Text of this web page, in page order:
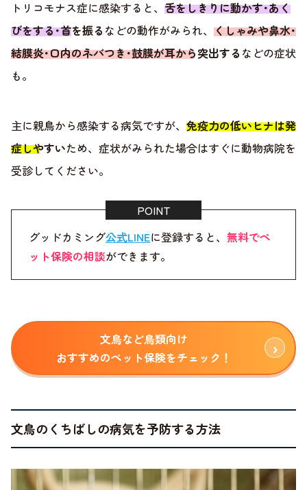
トリコモナス症に感染すると、 舌をしきりに動かす･あく
びをする･首を振る などの動作がみられ、 くしゃみや鼻水･
結膜炎･口内のネバつき･鼓膜が耳から突出する などの症状
も。
主に親鳥から感染する病気ですが、 免疫力の低いヒナは発
症しやすいため、症状がみられた場合はすぐに動物病院を
受診してください。
グッドカミング公式LINEに登録すると、 無料でペ
ット保険の相談ができます。
文鳥など鳥類向け
おすすめのペット保険をチェック！
文鳥のくちばしの病気を予防する方法